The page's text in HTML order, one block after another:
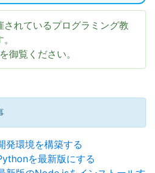
れているプログラミング教
を御覧ください。
発環境を構築する
を最新版にする